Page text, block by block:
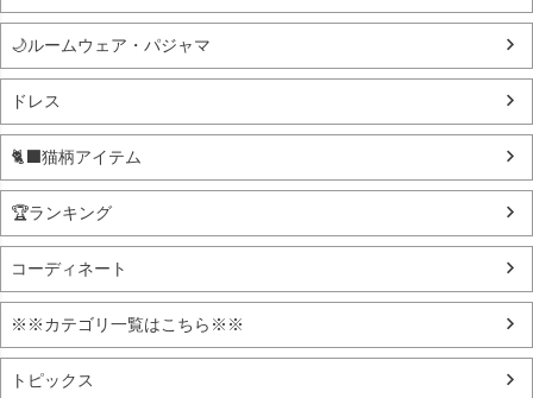
🌙ルームウェア・パジャマ
ドレス
🐈‍⬛猫柄アイテム
🏆ランキング
コーディネート
※※カテゴリ一覧はこちら※※
トピックス